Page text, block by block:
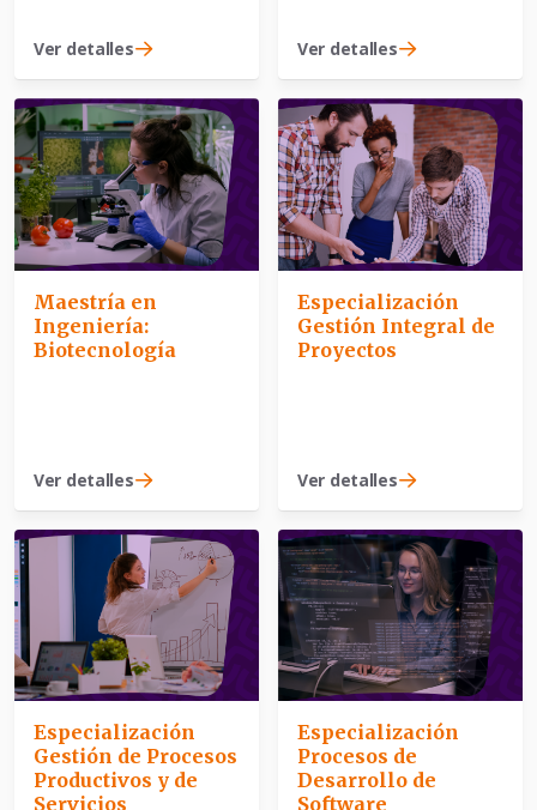
Ver detalles Ver detalles
Maestría en
Ingeniería:
Biotecnología
Ver detalles
Especialización
Gestión Integral de
Proyectos
Ver detalles
Especialización
Gestión de Procesos
Productivos y de
Servicios
Especialización
Procesos de
Desarrollo de
Software